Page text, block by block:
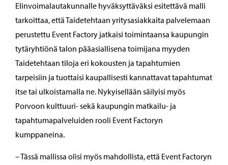
Elinvoimalautakunnalle hyväksyttäväksi esitettävä malli
tarkoittaa, että Taidetehtaan yritysasiakkaita palvelemaan
perustettu Event Factory jatkaisi toimintaansa kaupungin
tytäryhtiönä talon pääasiallisena toimijana myyden
Taidetehtaan tiloja eri kokousten ja tapahtumien
tarpeisiin ja tuottaisi kaupallisesti kannattavat tapahtumat
itse tai ulkoistamalla ne. Nykyisellään säilyisi myös
Porvoon kulttuuri- sekä kaupungin matkailu- ja
tapahtumapalveluiden rooli Event Factoryn
kumppaneina.
– Tässä mallissa olisi myös mahdollista, että Event Factoryn